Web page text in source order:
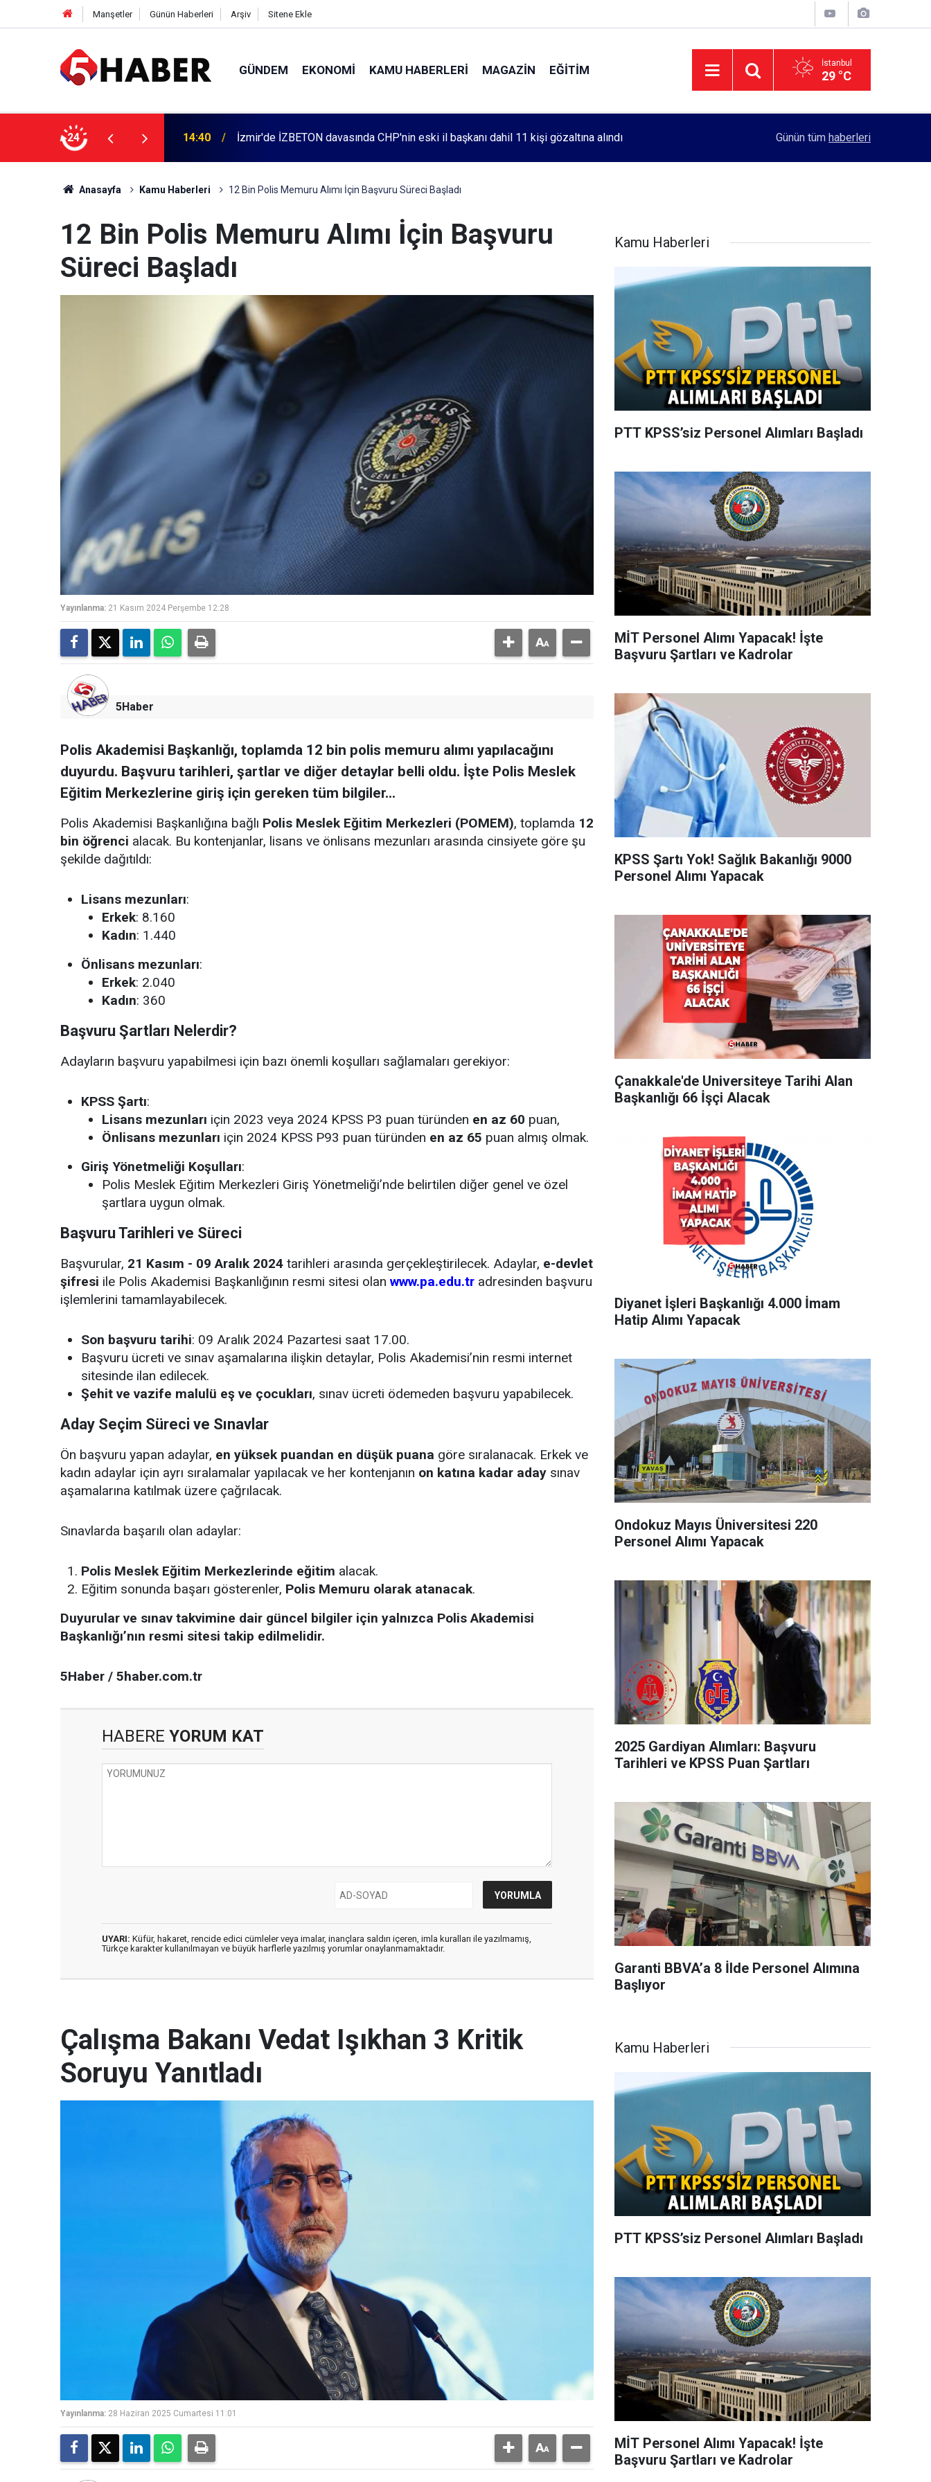
Manşetler Günün Haberleri Arşiv Sitene Ekle
GÜNDEM EKONOMI KAMU HABERLERI MAGAZIN EĞITIM İstanbul
29 °C
24
dahil 11 kişi gözaltına alındı 13:55 Cumartesi anneleri 1083. haftada Mehmet Özdemir için adalet aradı Rektörlük, kadın öğrencilerin güvenliği için
Günün tüm haberleri
Anasayfa Kamu Haberleri 12 Bin Polis Memuru Alımı İçin Başvuru Süreci Başladı
12 Bin Polis Memuru Alımı İçin Başvuru
Süreci Başladı
Yayınlanma: 21 Kasım 2024 Perşembe 12:28
5Haber
Polis Akademisi Başkanlığı, toplamda 12 bin polis memuru alımı yapılacağını
duyurdu. Başvuru tarihleri, şartlar ve diğer detaylar belli oldu. İşte Polis Meslek
Eğitim Merkezlerine giriş için gereken tüm bilgiler...
Polis Akademisi Başkanlığına bağlı Polis Meslek Eğitim Merkezleri (POMEM), toplamda 12
bin öğrenci alacak. Bu kontenjanlar, lisans ve önlisans mezunları arasında cinsiyete göre şu
şekilde dağıtıldı:
Lisans mezunları:
Erkek: 8.160
Kadın: 1.440
Önlisans mezunları:
Erkek: 2.040
Kadın: 360
Başvuru Şartları Nelerdir?
Adayların başvuru yapabilmesi için bazı önemli koşulları sağlamaları gerekiyor:
KPSS Şartı:
Lisans mezunları için 2023 veya 2024 KPSS P3 puan türünden en az 60 puan,
Önlisans mezunları için 2024 KPSS P93 puan türünden en az 65 puan almış olmak.
Giriş Yönetmeliği Koşulları:
Polis Meslek Eğitim Merkezleri Giriş Yönetmeliği’nde belirtilen diğer genel ve özel
şartlara uygun olmak.
Başvuru Tarihleri ve Süreci
Başvurular, 21 Kasım - 09 Aralık 2024 tarihleri arasında gerçekleştirilecek. Adaylar, e-devlet
şifresi ile Polis Akademisi Başkanlığının resmi sitesi olan www.pa.edu.tr adresinden başvuru
işlemlerini tamamlayabilecek.
Son başvuru tarihi: 09 Aralık 2024 Pazartesi saat 17.00.
Başvuru ücreti ve sınav aşamalarına ilişkin detaylar, Polis Akademisi’nin resmi internet
sitesinde ilan edilecek.
Şehit ve vazife malulü eş ve çocukları, sınav ücreti ödemeden başvuru yapabilecek.
Aday Seçim Süreci ve Sınavlar
Ön başvuru yapan adaylar, en yüksek puandan en düşük puana göre sıralanacak. Erkek ve
kadın adaylar için ayrı sıralamalar yapılacak ve her kontenjanın on katına kadar aday sınav
aşamalarına katılmak üzere çağrılacak.
Sınavlarda başarılı olan adaylar:
Polis Meslek Eğitim Merkezlerinde eğitim alacak.
Eğitim sonunda başarı gösterenler, Polis Memuru olarak atanacak.
Duyurular ve sınav takvimine dair güncel bilgiler için yalnızca Polis Akademisi
Başkanlığı’nın resmi sitesi takip edilmelidir.
5Haber / 5haber.com.tr
HABERE YORUM KAT
UYARI: Küfür, hakaret, rencide edici cümleler veya imalar, inançlara saldırı içeren, imla kuralları ile yazılmamış,
Türkçe karakter kullanılmayan ve büyük harflerle yazılmış yorumlar onaylanmamaktadır.
Kamu Haberleri
PTT KPSS’siz Personel Alımları Başladı
MİT Personel Alımı Yapacak! İşte
Başvuru Şartları ve Kadrolar
KPSS Şartı Yok! Sağlık Bakanlığı 9000
Personel Alımı Yapacak
Çanakkale'de Universiteye Tarihi Alan
Başkanlığı 66 İşçi Alacak
Diyanet İşleri Başkanlığı 4.000 İmam
Hatip Alımı Yapacak
Ondokuz Mayıs Üniversitesi 220
Personel Alımı Yapacak
2025 Gardiyan Alımları: Başvuru
Tarihleri ve KPSS Puan Şartları
Garanti BBVA’a 8 İlde Personel Alımına
Başlıyor
Çalışma Bakanı Vedat Işıkhan 3 Kritik
Soruyu Yanıtladı
Yayınlanma: 28 Haziran 2025 Cumartesi 11:01
Kamu Haberleri
PTT KPSS’siz Personel Alımları Başladı
MİT Personel Alımı Yapacak! İşte
Başvuru Şartları ve Kadrolar